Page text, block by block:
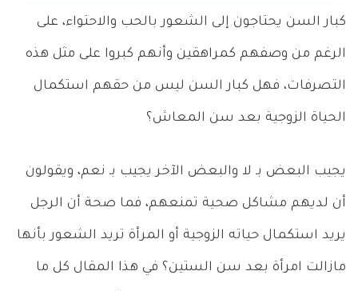
كبار السن يحتاجون إلى الشعور بالحب والاحتواء، على
الرغم من وصفهم كمراهقين وأنهم كبروا على مثل هذه
التصرفات، فهل كبار السن ليس من حقهم استكمال
الحياة الزوجية بعد سن المعاش؟
يجيب البعض بـ لا والبعض الآخر يجيب بـ نعم، ويقولون
أن لديهم مشاكل صحية تمنعهم، فما صحة أن الرجل
يريد استكمال حياته الزوجية أو المرأة تريد الشعور بأنها
مازالت امرأة بعد سن الستين؟ في هذا المقال كل ما